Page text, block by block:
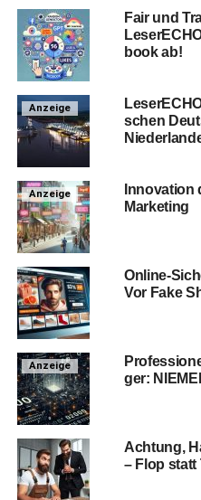
Fair und
book ab!
Anzeige
schen
Anzeige
Inno­va­ti­on
Marketing
Online-
Vor Fake
Anzeige
ger:
Ach­tung,
– Flop statt